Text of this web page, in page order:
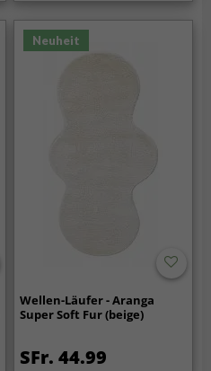
Neuheit
Wellen-Läufer - Aranga
Super Soft Fur (beige)
SFr. 44.99